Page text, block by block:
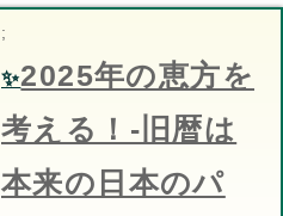
;
✨2025年の恵方を
考える！-旧暦は
本来の日本のパ